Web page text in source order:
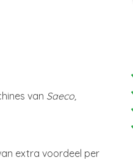
van Saeco,
extra voordeel per